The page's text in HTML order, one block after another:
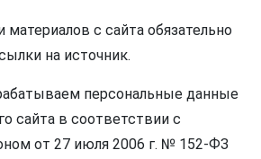
материалов с сайта обязательно
на источник.
персональные данные
сайта в соответствии с
от 27 июля 2006 г. № 152-ФЗ